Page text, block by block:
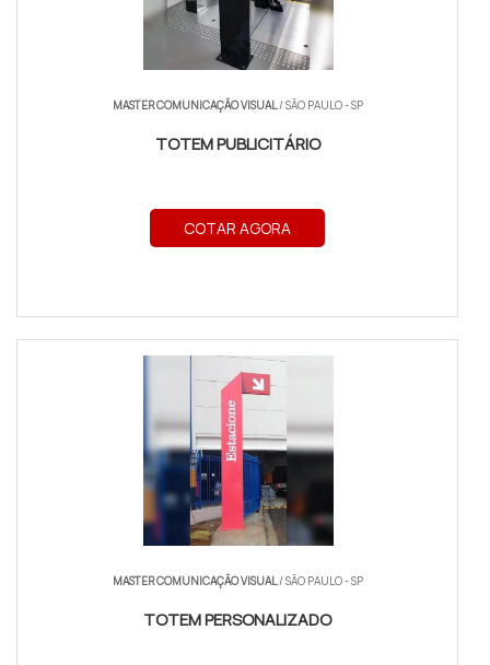
MASTER COMUNICAÇÃO VISUAL/ SÃO PAULO - SP
TOTEM PUBLICITÁRIO
COTAR AGORA
MASTER COMUNICAÇÃO VISUAL/ SÃO PAULO - SP
TOTEM PERSONALIZADO